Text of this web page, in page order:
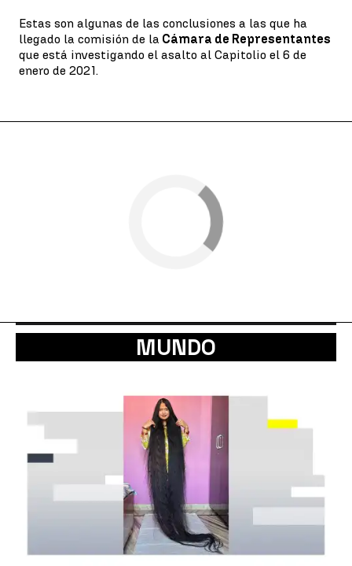
Estas son algunas de las conclusiones a las que ha
llegado la comisión de la Cámara de Representantes
que está investigando el asalto al Capitolio el 6 de
enero de 2021.
MUNDO